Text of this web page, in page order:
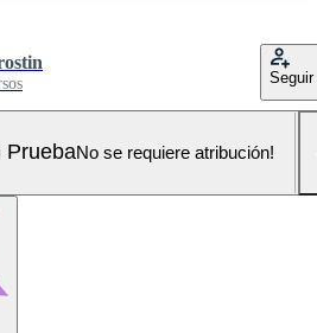
Seguir
PruebaNo se requiere atribución!